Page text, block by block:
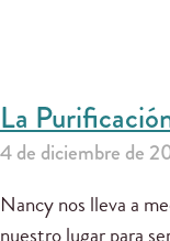
La
4 de diciembre de
Nancy nos lleva a